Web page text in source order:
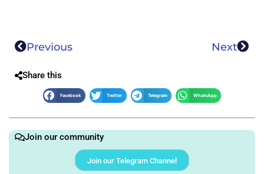
Previous Next
Share this
Facebook Twitter Telegram WhatsApp
Join our community
Join our Telegram Channel